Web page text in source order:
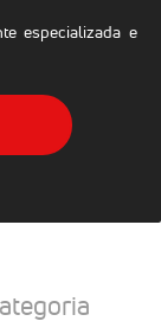
especializada e